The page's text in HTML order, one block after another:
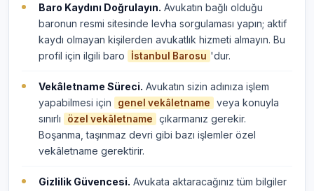
Baro Kaydını Doğrulayın. Avukatın bağlı olduğu
baronun resmi sitesinde levha sorgulaması yapın; aktif
kaydı olmayan kişilerden avukatlık hizmeti almayın. Bu
profil için ilgili baro
İstanbul Barosu 'dur.
Vekâletname Süreci. Avukatın sizin adınıza işlem
yapabilmesi için
genel vekâletname
veya konuyla
sınırlı
özel vekâletname
çıkarmanız gerekir.
Boşanma, taşınmaz devri gibi bazı işlemler özel
vekâletname gerektirir.
Gizlilik Güvencesi. Avukata aktaracağınız tüm bilgiler